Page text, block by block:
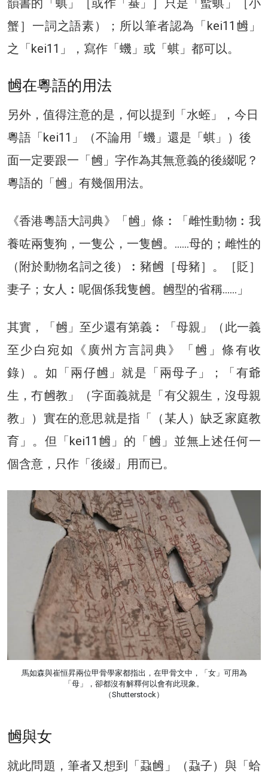
蟹］一詞之語素）；所以筆者認為「kei11乸」
之「kei11」，寫作「蟣」或「蜞」都可以。
乸在粵語的用法
另外，值得注意的是，何以提到「水蛭」，今日
粵語「kei11」（不論用「蟣」還是「蜞」）後
面一定要跟一「乸」字作為其無意義的後綴呢？
粵語的「乸」有幾個用法。
《香港粵語大詞典》「乸」條︰「雌性動物︰我
養咗兩隻狗，一隻公，一隻乸。……母的；雌性的
（附於動物名詞之後）︰豬乸［母豬］。［貶］
妻子；女人︰呢個係我隻乸。乸型的省稱……」
其實，「乸」至少還有第義︰「母親」（此一義
至少白宛如《廣州方言詞典》「乸」條有收
錄）。如「兩仔乸」就是「兩母子」；「有爺
生，冇乸教」（字面義就是「有父親生，沒母親
教」）實在的意思就是指「（某人）缺乏家庭教
育」。但「kei11乸」的「乸」並無上述任何一
個含意，只作「後綴」用而已。
馬如森與崔恒昇兩位甲骨學家都指出，在甲骨文中，「女」可用為
「母」，卻都沒有解釋何以會有此現象。
（Shutterstock）
乸與女
就此問題，筆者又想到「蝨乸」（蝨子）與「蛤